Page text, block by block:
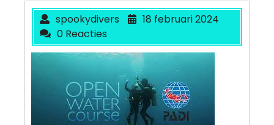
spookydivers
18 februari 2024
0 Reacties